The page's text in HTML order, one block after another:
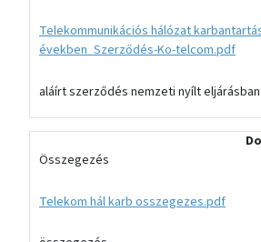
Telekommunikációs hálózat
években_Szerződés-Ko-telcom.pdf
aláírt szerződés nemzeti nyílt eljárásban
Összegezés
Telekom hál karb osszegezes.pdf